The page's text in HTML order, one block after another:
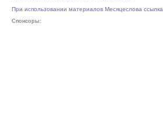
При использовании материалов Месяцеслова ссылка
Спонсоры: